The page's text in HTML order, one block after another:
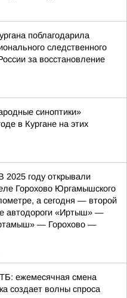
поблагодарила
следственного
за восстановление
синоптики»
в Кургане на этих
году открывали
Горохово Юргамышского
а сегодня — второй
автодороги «Иртыш» —
— Горохово —
ежемесячная смена
создает волны спроса